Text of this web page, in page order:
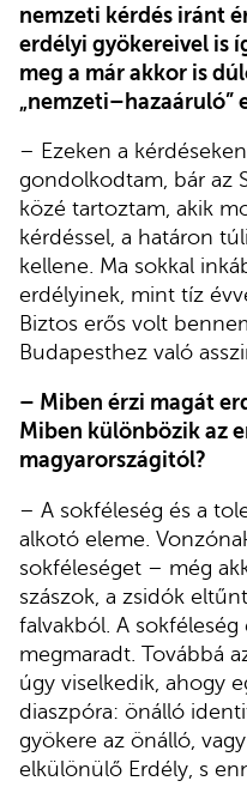
nemzeti kérdés iránt
erdélyi gyökereivel is
meg a már akkor is
„nemzeti–hazaáruló”
– Ezeken a
gondolkodtam, bár az
közé tartoztam, akik
kérdéssel, a határon
kellene. Ma sokkal
erdélyinek, mint tíz
Biztos erős volt
Budapesthez való
– Miben érzi magát
Miben különbözik az
magyarországitól?
– A sokféleség és a
alkotó eleme.
sokféleséget – még
szászok, a zsidók
falvakból. A
megmaradt. Továbbá
úgy viselkedik, ahogy
diaszpóra: önálló
gyökere az önálló,
elkülönülő Erdély, s